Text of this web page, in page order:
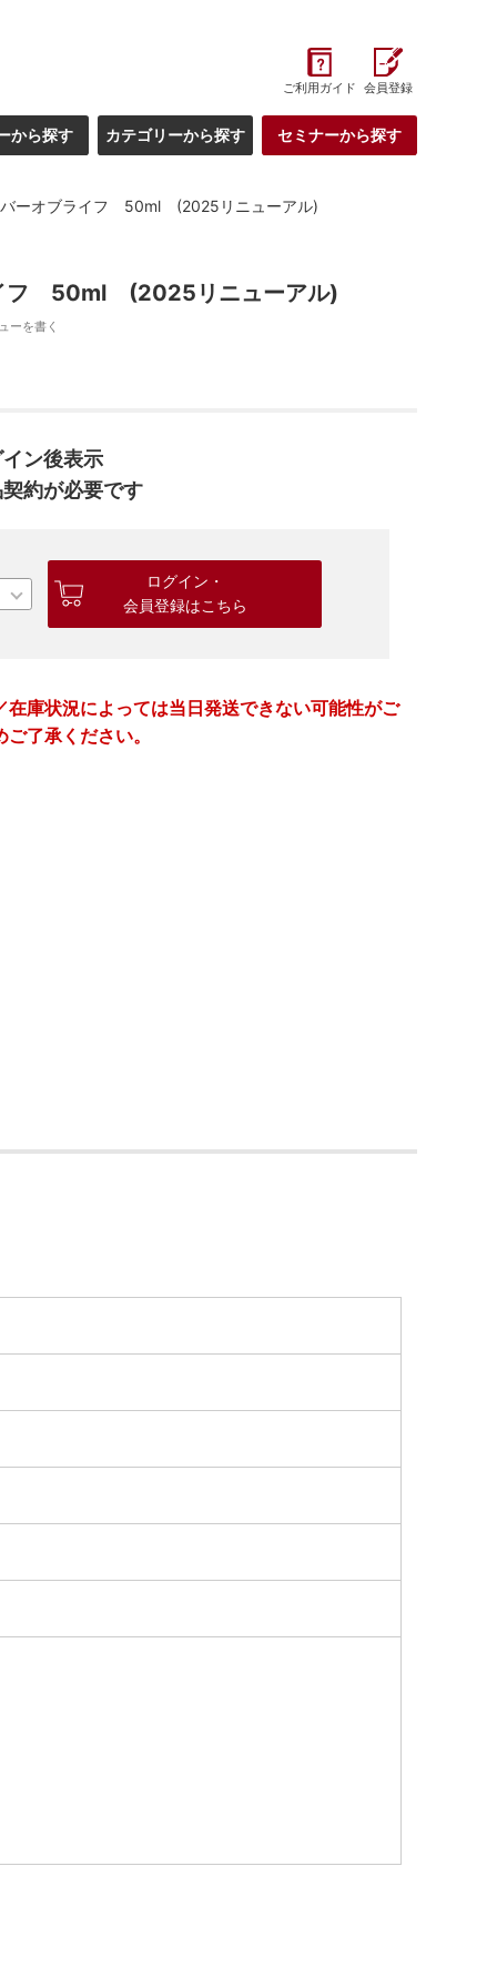
ご利用ガイド 会員登録
から探す カテゴリーから探す セミナーから探す
ーオブライフ 50ml (2025リニューアル)
フ 50ml (2025リニューアル)
ーを書く
ン後表示
約が必要です
ログイン・
会員登録はこちら
在庫状況によっては当日発送できない可能性がご
了承ください。